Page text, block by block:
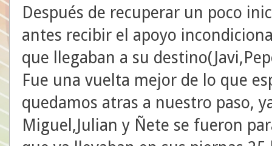
Después de recuperar un poco
antes recibir el apoyo
que llegaban a su
Fue una vuelta mejor de lo que
quedamos atras a nuestro paso,
Miguel,Julian y Ñete se fueron